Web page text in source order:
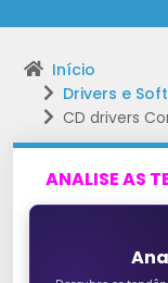
Início
Drivers e
CD drivers
ANALISE AS